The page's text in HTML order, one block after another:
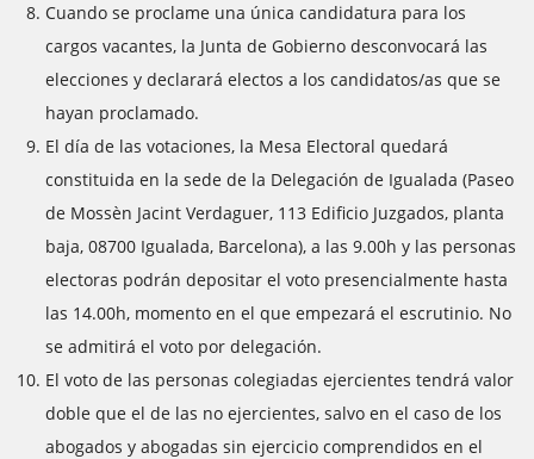
Cuando se proclame una única candidatura para los
cargos vacantes, la Junta de Gobierno desconvocará las
elecciones y declarará electos a los candidatos/as que se
hayan proclamado.
El día de las votaciones, la Mesa Electoral quedará
constituida en la sede de la Delegación de Igualada (Paseo
de Mossèn Jacint Verdaguer, 113 Edificio Juzgados, planta
baja, 08700 Igualada, Barcelona), a las 9.00h y las personas
electoras podrán depositar el voto presencialmente hasta
las 14.00h, momento en el que empezará el escrutinio. No
se admitirá el voto por delegación.
El voto de las personas colegiadas ejercientes tendrá valor
doble que el de las no ejercientes, salvo en el caso de los
abogados y abogadas sin ejercicio comprendidos en el